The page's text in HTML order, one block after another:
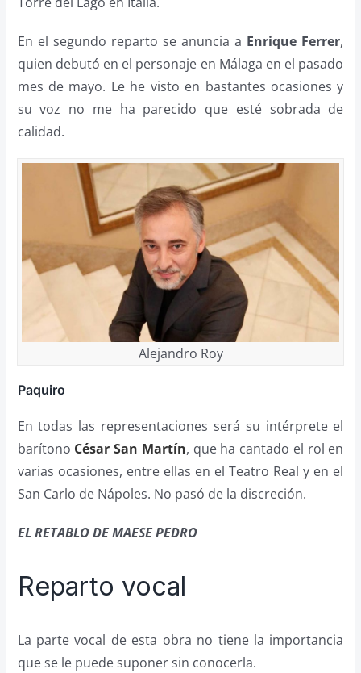
En el segundo reparto se anuncia a Enrique Ferrer,
quien debutó en el personaje en Málaga en el pasado
mes de mayo. Le he visto en bastantes ocasiones y
su voz no me ha parecido que esté sobrada de
calidad.
Alejandro Roy
Paquiro
En todas las representaciones será su intérprete el
barítono César San Martín, que ha cantado el rol en
varias ocasiones, entre ellas en el Teatro Real y en el
San Carlo de Nápoles. No pasó de la discreción.
EL RETABLO DE MAESE PEDRO
Reparto vocal
La parte vocal de esta obra no tiene la importancia
que se le puede suponer sin conocerla.